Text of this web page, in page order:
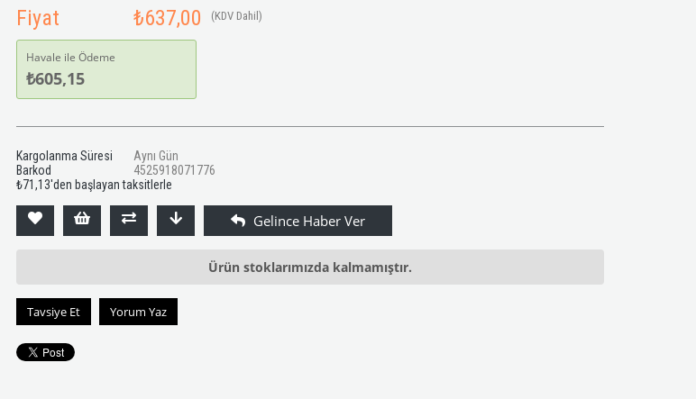
Fiyat ₺637,00 (KDV Dahil)
Havale ile Ödeme
₺605,15
Kargolanma Süresi
Aynı Gün
Barkod
4525918071776
₺71,13'den başlayan taksitlerle
Ürün stoklarımızda kalmamıştır.
Tavsiye Et Yorum Yaz